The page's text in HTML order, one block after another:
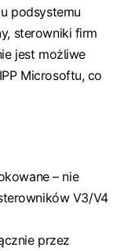
podsystemu
sterowniki firm
jest możliwe
Microsoftu, co
– nie
V3/V4
przez